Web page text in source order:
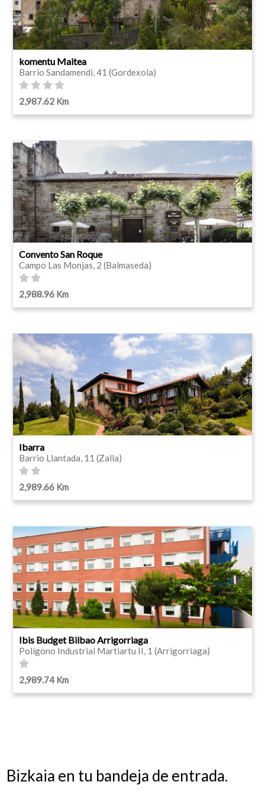
komentu Maitea
Barrio Sandamendi, 41 (Gordexola)
2,987.62 Km
Convento San Roque
Campo Las Monjas, 2 (Balmaseda)
2,988.96 Km
Ibarra
Barrio Llantada, 11 (Zalla)
2,989.66 Km
Ibis Budget Bilbao Arrigorriaga
Polígono Industrial Martiartu II, 1 (Arrigorriaga)
2,989.74 Km
Bizkaia en tu bandeja de entrada.